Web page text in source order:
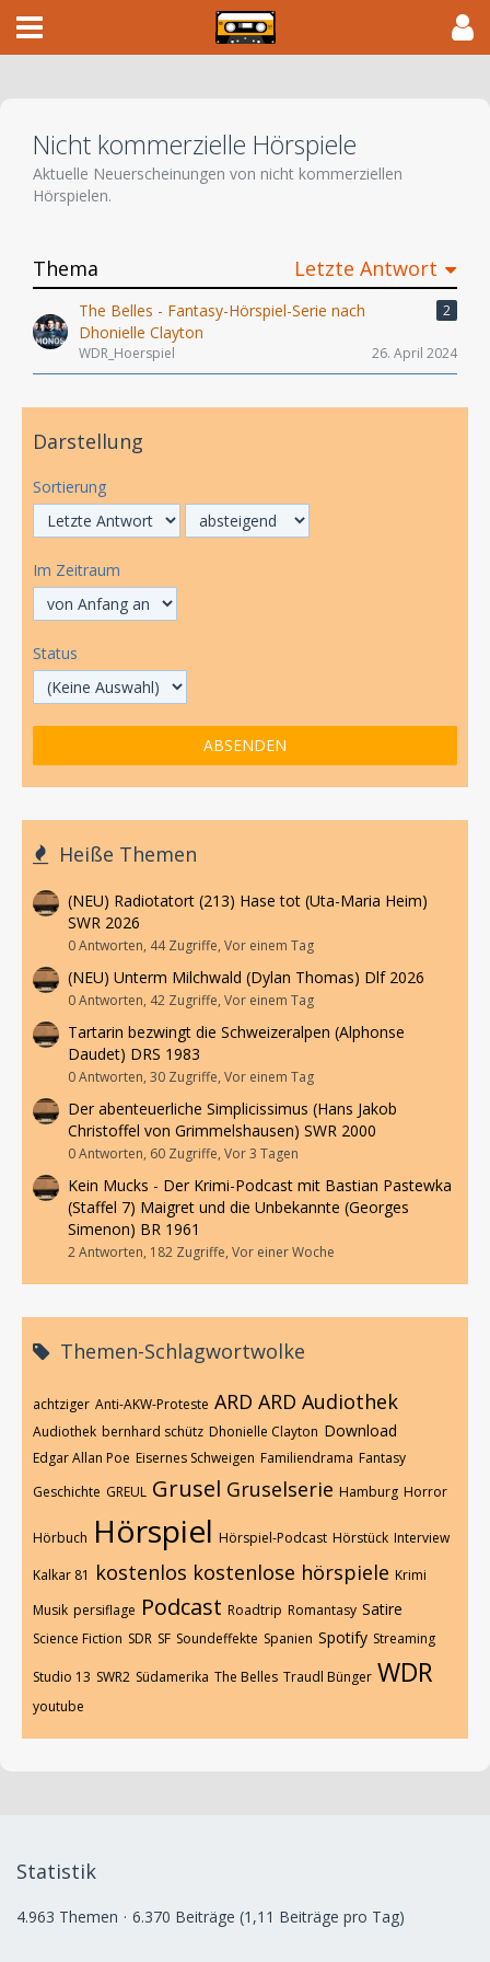
Nicht kommerzielle Hörspiele
Aktuelle Neuerscheinungen von nicht kommerziellen
Hörspielen.
Thema Letzte Antwort
The Belles - Fantasy-Hörspiel-Serie nach
Dhonielle Clayton
2
WDR_Hoerspiel 26. April 2024
Darstellung
Sortierung
Im Zeitraum
Status
Heiße Themen
(NEU) Radiotatort (213) Hase tot (Uta-Maria Heim)
SWR 2026
0 Antworten, 44 Zugriffe, Vor einem Tag
(NEU) Unterm Milchwald (Dylan Thomas) Dlf 2026
0 Antworten, 42 Zugriffe, Vor einem Tag
Tartarin bezwingt die Schweizeralpen (Alphonse
Daudet) DRS 1983
0 Antworten, 30 Zugriffe, Vor einem Tag
Der abenteuerliche Simplicissimus (Hans Jakob
Christoffel von Grimmelshausen) SWR 2000
0 Antworten, 60 Zugriffe, Vor 3 Tagen
Kein Mucks - Der Krimi-Podcast mit Bastian Pastewka
(Staffel 7) Maigret und die Unbekannte (Georges
Simenon) BR 1961
2 Antworten, 182 Zugriffe, Vor einer Woche
Themen-Schlagwortwolke
achtziger Anti-AKW-Proteste ARD ARD Audiothek
Audiothek bernhard schütz Dhonielle Clayton Download
Edgar Allan Poe Eisernes Schweigen Familiendrama Fantasy
Geschichte GREUL Grusel Gruselserie Hamburg Horror
Hörbuch Hörspiel Hörspiel-Podcast Hörstück Interview
Kalkar 81 kostenlos kostenlose hörspiele Krimi
Musik persiflage Podcast Roadtrip Romantasy Satire
Science Fiction SDR SF Soundeffekte Spanien Spotify Streaming
Studio 13 SWR2 Südamerika The Belles Traudl Bünger WDR
youtube
Statistik
4.963 Themen 6.370 Beiträge (1,11 Beiträge pro Tag)